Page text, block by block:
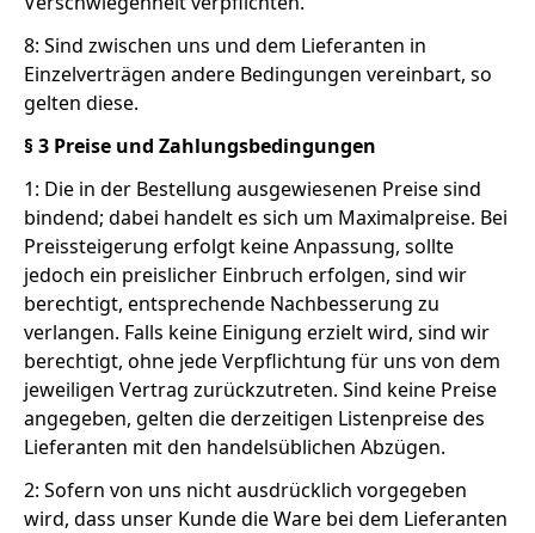
8: Sind zwischen uns und dem Lieferanten in
Einzelverträgen andere Bedingungen vereinbart, so
gelten diese.
§ 3 Preise und Zahlungsbedingungen
1: Die in der Bestellung ausgewiesenen Preise sind
bindend; dabei handelt es sich um Maximalpreise. Bei
Preissteigerung erfolgt keine Anpassung, sollte
jedoch ein preislicher Einbruch erfolgen, sind wir
berechtigt, entsprechende Nachbesserung zu
verlangen. Falls keine Einigung erzielt wird, sind wir
berechtigt, ohne jede Verpflichtung für uns von dem
jeweiligen Vertrag zurückzutreten. Sind keine Preise
angegeben, gelten die derzeitigen Listenpreise des
Lieferanten mit den handelsüblichen Abzügen.
2: Sofern von uns nicht ausdrücklich vorgegeben
wird, dass unser Kunde die Ware bei dem Lieferanten